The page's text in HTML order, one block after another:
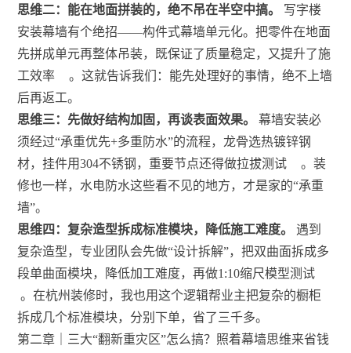
思维二：能在地面拼装的，绝不吊在半空中搞。
写字楼
安装幕墙有个绝招——构件式幕墙单元化。把零件在地面
先拼成单元再整体吊装，既保证了质量稳定，又提升了施
工效率
。这就告诉我们：能先处理好的事情，绝不上墙
后再返工。
思维三：先做好结构加固，再谈表面效果。
幕墙安装必
须经过“承重优先+多重防水”的流程，龙骨选热镀锌钢
材，挂件用304不锈钢，重要节点还得做拉拔测试
。装
修也一样，水电防水这些看不见的地方，才是家的“承重
墙”。
思维四：复杂造型拆成标准模块，降低施工难度。
遇到
复杂造型，专业团队会先做“设计拆解”，把双曲面拆成多
段单曲面模块，降低加工难度，再做1:10缩尺模型测试
。在杭州装修时，我也用这个逻辑帮业主把复杂的橱柜
拆成几个标准模块，分别下单，省了三千多。
第二章｜三大“翻新重灾区”怎么搞？照着幕墙思维来省钱